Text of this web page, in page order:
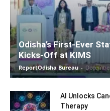
Odisha’s First-Ever
Kicks-Off at KIMS
ReportOdisha Bureau -
AI Unlocks
Therapy